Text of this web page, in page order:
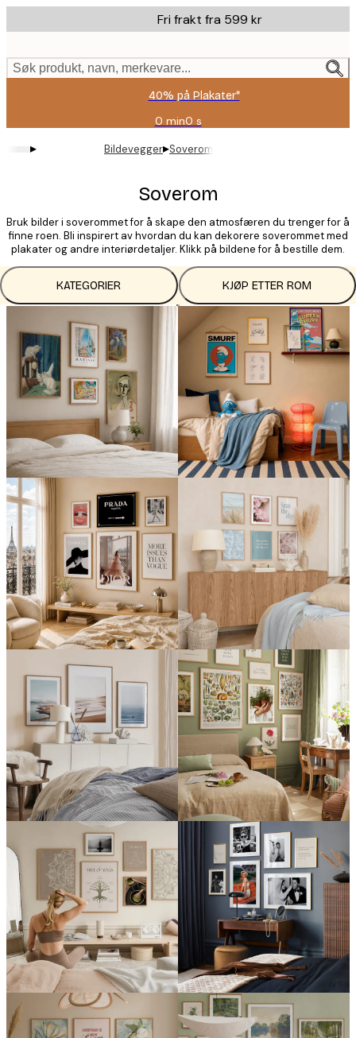
to
content.
Fri frakt fra 599 kr
Søk produkt, navn, merkevare...
40% på Plakater*
0 min0 s
Gyldig
og
08-
▸ Bildevegger▸Soverom
Soverom
Bruk bilder i soverommet for å skape den atmosfæren du trenger for å
finne roen. Bli inspirert av hvordan du kan dekorere soverommet med
plakater og andre interiørdetaljer. Klikk på bildene for å bestille dem.
KATEGORIER KJØP ETTER ROM